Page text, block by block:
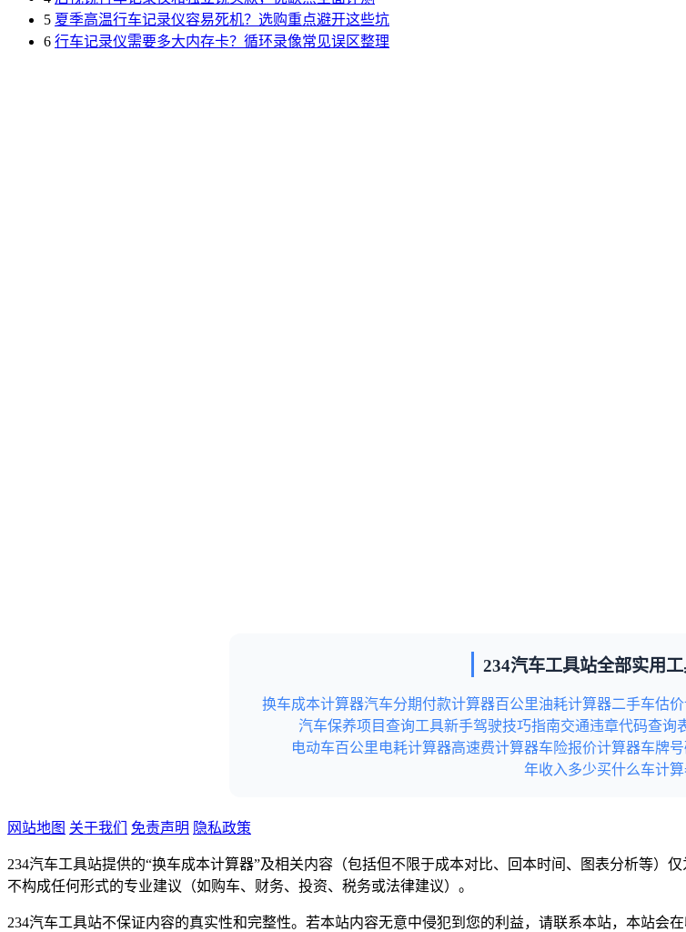
5 夏季高温行车记录仪容易死机？选购重点避开这些坑
6 行车记录仪需要多大内存卡？循环录像常见误区整理
234汽车工具站全部实用工
换车成本计算器汽车分期付款计算器百公里油耗计算器二手车估
汽车保养项目查询工具新手驾驶技巧指南交通违章代码查询
电动车百公里电耗计算器高速费计算器车险报价计算器车牌
年收入多少买什么车计
网站地图 关于我们 免责声明 隐私政策
234汽车工具站提供的“换车成本计算器”及相关内容（包括但不限于成本对比、回本时间、图表分析等）仅
不构成任何形式的专业建议（如购车、财务、投资、税务或法律建议）。
234汽车工具站不保证内容的真实性和完整性。若本站内容无意中侵犯到您的利益，请联系本站，本站会